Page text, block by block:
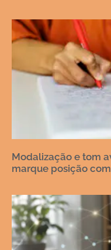
Modalização e tom
marque posição